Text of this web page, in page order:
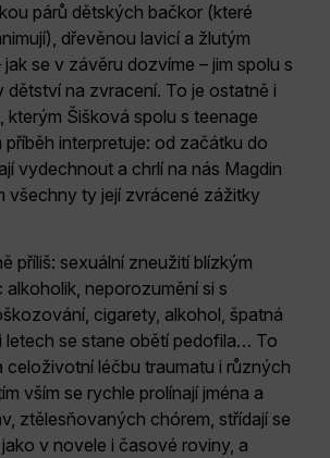
párů dětských bačkor (které
dřevěnou lavicí a žlutým
se v závěru dozvíme – jim spolu s
dětství na zvracení. To je ostatně i
kterým Šišková spolu s teenage
interpretuje: od začátku do
vydechnout a chrlí na nás Magdin
všechny ty její zvrácené zážitky
příliš: sexuální zneužití blízkým
alkoholik, neporozumění si s
cigarety, alkohol, špatná
letech se stane obětí pedofila… To
celoživotní léčbu traumatu i různých
vším se rychle prolínají jména a
ztělesňovaných chórem, střídají se
v novele i časové roviny, a